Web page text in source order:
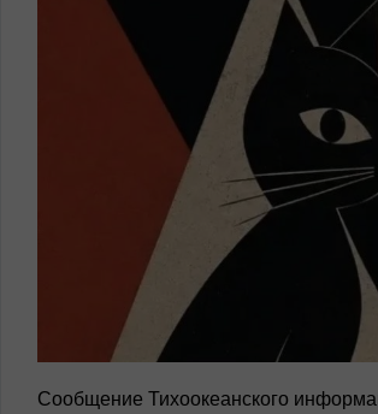
Сообщение Тихоокеанского